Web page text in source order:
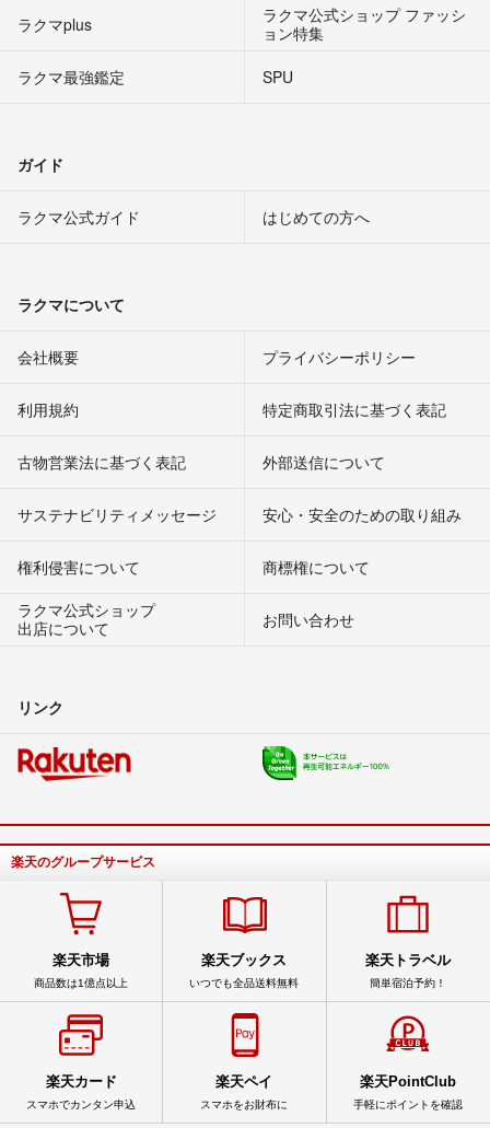
ラクマplus
ラクマ公式ショップ ファッシ
ョン特集
ラクマ最強鑑定
SPU
ガイド
ラクマ公式ガイド はじめての方へ
ラクマについて
会社概要 プライバシーポリシー
利用規約 特定商取引法に基づく表記
古物営業法に基づく表記 外部送信について
サステナビリティメッセージ 安心・安全のための取り組み
権利侵害について
商標権について
ラクマ公式ショップ
出店について
お問い合わせ
リンク
楽天のグループサービス
楽天市場
商品数は1億点以上
楽天ブックス
いつでも全品送料無料
楽天トラベル
簡単宿泊予約！
楽天カード
スマホでカンタン申込
楽天ペイ
スマホをお財布に
楽天PointClub
手軽にポイントを確認